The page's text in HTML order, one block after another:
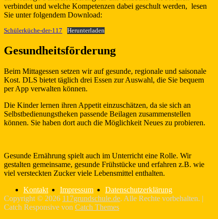
verbindet und welche Kompetenzen dabei geschult werden, lesen
Sie unter folgendem Download:
Schülerküche-der-117 Herunterladen
Gesundheitsförderung
Beim Mittagessen setzen wir auf gesunde, regionale und saisonale
Kost. DLS bietet täglich drei Essen zur Auswahl, die Sie bequem
per App verwalten können.
Die Kinder lernen ihren Appetit einzuschätzen, da sie sich an
Selbstbedienungstheken passende Beilagen zusammenstellen
können. Sie haben dort auch die Möglichkeit Neues zu probieren.
Gesunde Ernährung spielt auch im Unterricht eine Rolle. Wir
gestalten gemeinsame, gesunde Frühstücke und erfahren z.B. wie
viel versteckten Zucker viele Lebensmittel enthalten.
Kontakt
Impressum
Datenschutzerklärung
Copyright © 2026 117grundschule.de. Alle Rechte vorbehalten. |
Catch Responsive von Catch Themes